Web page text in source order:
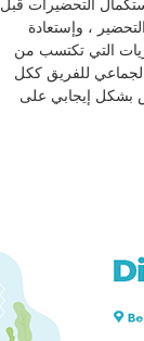
التحضيرات قبل
، وإستعادة
التي تكتسب من
للفريق ككل
بشكل إيجابي على